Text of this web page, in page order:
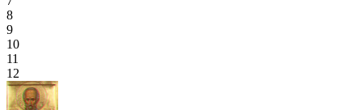
8
9
10
11
12